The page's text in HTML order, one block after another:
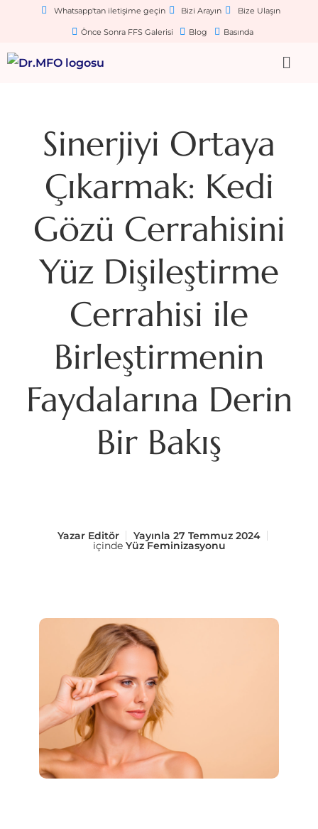
Whatsapp'tan iletişime geçin Bizi Arayın Bize Ulaşın
Önce Sonra FFS Galerisi Blog Basında
Sinerjiyi Ortaya
Çıkarmak: Kedi
Gözü Cerrahisini
Yüz Dişileştirme
Cerrahisi ile
Birleştirmenin
Faydalarına Derin
Bir Bakış
Yazar Editör Yayınla 27 Temmuz 2024
içinde Yüz Feminizasyonu